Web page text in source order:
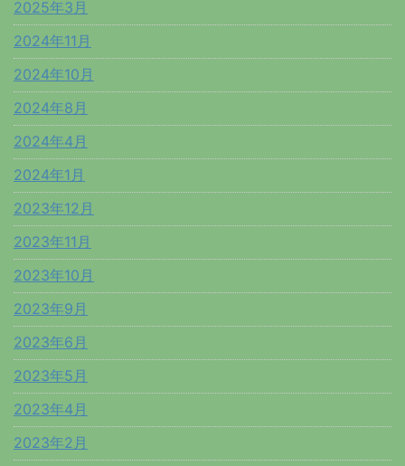
2025年3月
2024年11月
2024年10月
2024年8月
2024年4月
2024年1月
2023年12月
2023年11月
2023年10月
2023年9月
2023年6月
2023年5月
2023年4月
2023年2月